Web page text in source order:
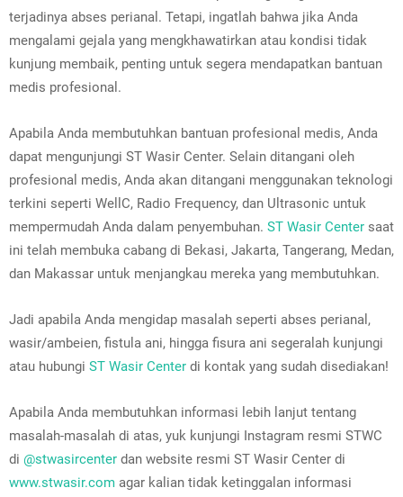
terjadinya abses perianal. Tetapi, ingatlah bahwa jika Anda
mengalami gejala yang mengkhawatirkan atau kondisi tidak
kunjung membaik, penting untuk segera mendapatkan bantuan
medis profesional.
Apabila Anda membutuhkan bantuan profesional medis, Anda
dapat mengunjungi ST Wasir Center. Selain ditangani oleh
profesional medis, Anda akan ditangani menggunakan teknologi
terkini seperti WellC, Radio Frequency, dan Ultrasonic untuk
mempermudah Anda dalam penyembuhan. ST Wasir Center saat
ini telah membuka cabang di Bekasi, Jakarta, Tangerang, Medan,
dan Makassar untuk menjangkau mereka yang membutuhkan.
Jadi apabila Anda mengidap masalah seperti abses perianal,
wasir/ambeien, fistula ani, hingga fisura ani segeralah kunjungi
atau hubungi ST Wasir Center di kontak yang sudah disediakan!
Apabila Anda membutuhkan informasi lebih lanjut tentang
masalah-masalah di atas, yuk kunjungi Instagram resmi STWC
di @stwasircenter dan website resmi ST Wasir Center di
www.stwasir.com agar kalian tidak ketinggalan informasi